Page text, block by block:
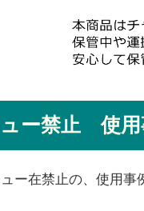
ー禁止 使用
ー在禁止の、使用事